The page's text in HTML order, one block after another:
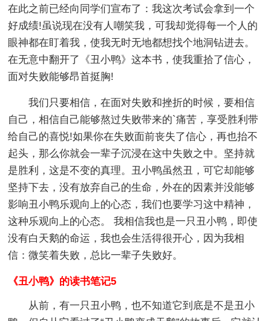
在此之前已经向同学们宣布了：我这次考试会拿到一个
好成绩!虽说现在没有人嘲笑我，可我却觉得每一个人的
眼神都在盯着我，使我无时无地都想找个地洞钻进去。
在无意中翻开了《丑小鸭》这本书，使我重拾了信心，
面对失败能够昂首挺胸!
我们只要相信，在面对失败和挫折的时候，要相信
自己，相信自己能够熬过失败带来的`痛苦，享受胜利带
给自己的喜悦!如果你在失败面前丧失了信心，再也抬不
起头，那么你就会一辈子沉浸在这中失败之中。坚持就
是胜利，这是不变的真理。丑小鸭虽然丑，可它却能够
坚持下去，没有放弃自己的生命，外在的因素并没能够
影响丑小鸭乐观向上的心态，我们也要学习这中精神，
这种乐观向上的心态。 我相信我也是一只丑小鸭，即使
没有白天鹅的命运，我也会生活得很开心，因为我相
信：微笑着失败，总比一辈子失败好。
《丑小鸭》的读书笔记5
从前，有一只丑小鸭，也不知道它到底是不是丑小